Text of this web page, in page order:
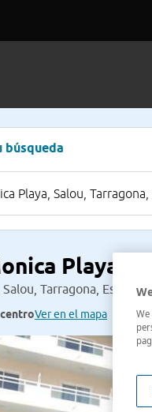
Playa
Tarragona, España
Ver en el mapa